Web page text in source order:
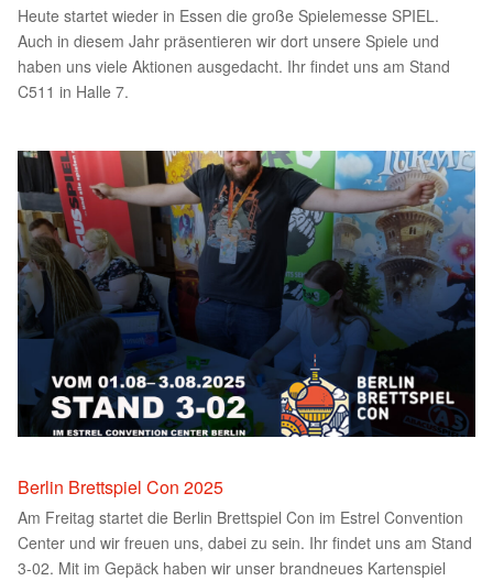
Heute startet wieder in Essen die große Spielemesse SPIEL.
Auch in diesem Jahr präsentieren wir dort unsere Spiele und
haben uns viele Aktionen ausgedacht. Ihr findet uns am Stand
C511 in Halle 7.
Berlin Brettspiel Con 2025
Am Freitag startet die Berlin Brettspiel Con im Estrel Convention
Center und wir freuen uns, dabei zu sein. Ihr findet uns am Stand
3-02. Mit im Gepäck haben wir unser brandneues Kartenspiel